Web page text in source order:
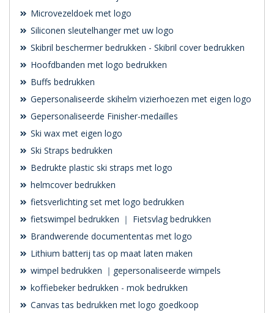
Microvezeldoek met logo
Siliconen sleutelhanger met uw logo
Skibril beschermer bedrukken - Skibril cover bedrukken
Hoofdbanden met logo bedrukken
Buffs bedrukken
Gepersonaliseerde skihelm vizierhoezen met eigen logo
Gepersonaliseerde Finisher-medailles
Ski wax met eigen logo
Ski Straps bedrukken
Bedrukte plastic ski straps met logo
helmcover bedrukken
fietsverlichting set met logo bedrukken
fietswimpel bedrukken ｜ Fietsvlag bedrukken
Brandwerende documententas met logo
Lithium batterij tas op maat laten maken
wimpel bedrukken ｜gepersonaliseerde wimpels
koffiebeker bedrukken - mok bedrukken
Canvas tas bedrukken met logo goedkoop